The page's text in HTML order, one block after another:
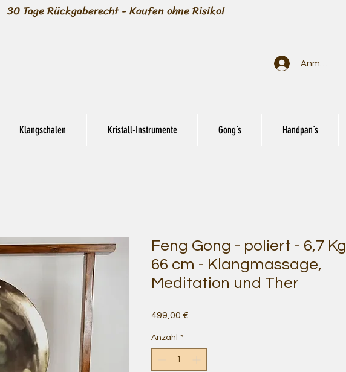
30 Tage Rückgaberecht - Kaufen ohne Risiko!
Anmelden
Klangschalen Kristall-Instrumente Gong´s Handpan´s
Feng Gong - poliert - 6,7 Kg
66 cm - Klangmassage,
Meditation und Ther
499,00 €
Anzahl *